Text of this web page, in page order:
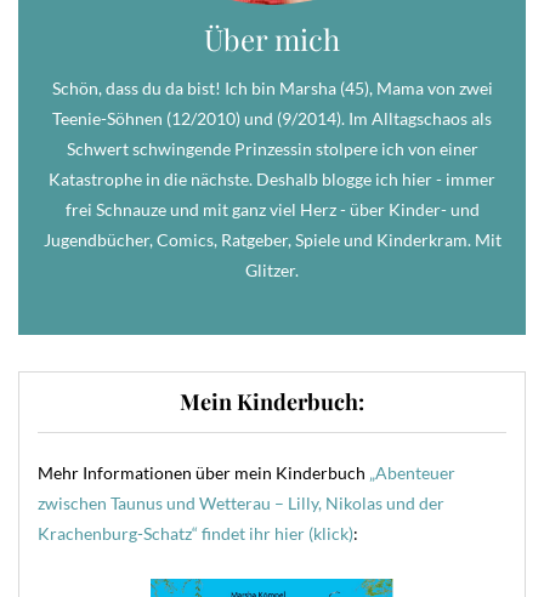
Über mich
Schön, dass du da bist! Ich bin Marsha (45), Mama von zwei
Teenie-Söhnen (12/2010) und (9/2014). Im Alltagschaos als
Schwert schwingende Prinzessin stolpere ich von einer
Katastrophe in die nächste. Deshalb blogge ich hier - immer
frei Schnauze und mit ganz viel Herz - über Kinder- und
Jugendbücher, Comics, Ratgeber, Spiele und Kinderkram. Mit
Glitzer.
Mein Kinderbuch:
Mehr Informationen über mein Kinderbuch „Abenteuer
zwischen Taunus und Wetterau – Lilly, Nikolas und der
Krachenburg-Schatz“ findet ihr hier (klick):